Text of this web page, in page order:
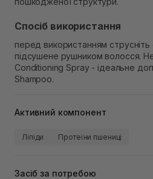
Спосіб використання
перед використанням струсніть
підсушене рушником волосся.
Conditioning Spray - ідеальне
Shampoo.
Активний компонент
Ліпіди Протеїни пшениці
Засіб за потребою